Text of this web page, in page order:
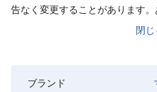
告なく変更することがあります。
閉じ
ブランド